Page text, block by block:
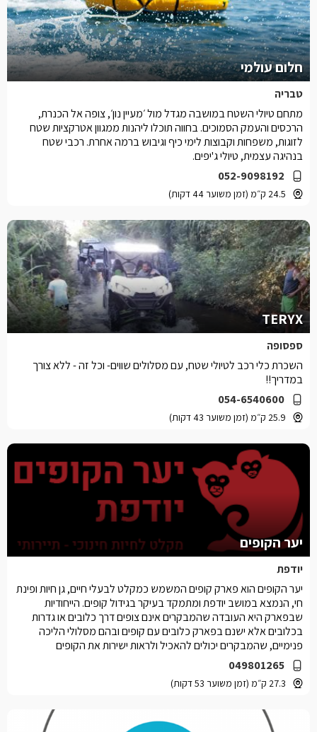
חלום עולמי
טבריה
052-9098192
24.5 ק״מ (זמן משוער 44 דקות)
מתחם טיולי השטח במושבה מגדל מול ׳מעיין נון׳, צופה אל הכנרת,
הרכסים והעמק הסמוכים. בחווה תוכלו ליהנות ממגוון אטרקציות שטח
לזוגות, משפחות וקבוצות לימי כיף וגיבוש ברמה אחרת. רכבי שטח
בנהיגה עצמית, טיולי ג'יפים.
TERYX
ספסופה
054-6540600
25.9 ק״מ (זמן משוער 43 דקות)
השכרת כלי רכב לטיולי שטח, עם מסלולים שווים- וכל זה - ללא צורך
במדריך!!
יער הקופים
יודפת
049801265
27.3 ק״מ (זמן משוער 53 דקות)
יער הקופים הוא פארק קופים המשמש כמקלט לבעלי חיים, גן חיות ופינת
חי, הנמצא במושב יודפת ומתמקד בעיקר בגידול קופים. הייחודיות
שבפארק היא העובדה שהמבקרים אינם צופים דרך כלובים או גדרות
בכלובים אלא ישנם בפארק כלובים עם קופים ובהם מסלולי הליכה
פנימיים, שהמבקרים יכולים להאכיל ולראות ישירות את הקופים